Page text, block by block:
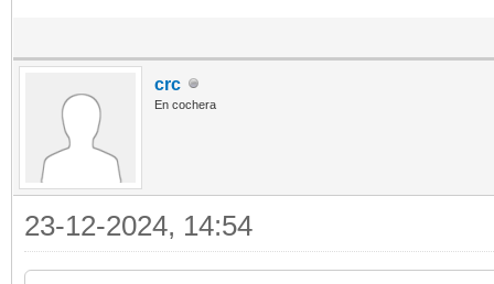
crc
En cochera
23-12-2024, 14:54